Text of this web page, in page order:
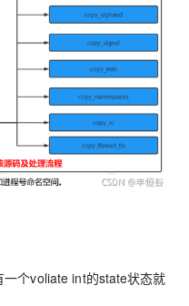
个voliate int的state状态就